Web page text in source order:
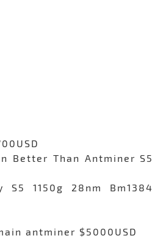
Better Than Antminer
1150g 28nm
antminer $5000USD